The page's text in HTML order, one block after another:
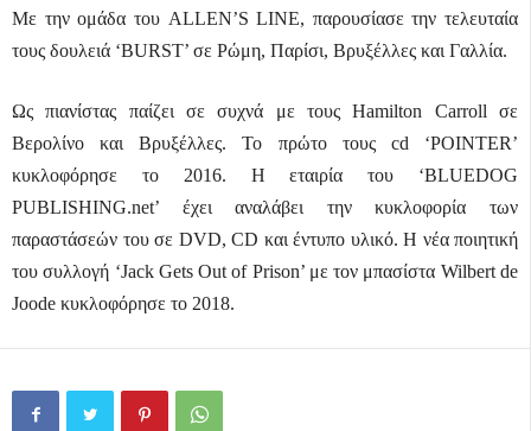
Με την ομάδα του ALLEN’S LINE, παρουσίασε την τελευταία
τους δουλειά ‘BURST’ σε Ρώμη, Παρίσι, Βρυξέλλες και Γαλλία.
Ως πιανίστας παίζει σε συχνά με τουςHamilton Carroll σε
Βερολίνο και Βρυξέλλες. Το πρώτο τους cd ‘POINTER’
κυκλοφόρησε το 2016. Η εταιρία του ‘BLUEDOG
PUBLISHING.net’ έχει αναλάβει την κυκλοφορία των
παραστάσεών του σε DVD, CD και έντυπο υλικό. Η νέα ποιητική
του συλλογή ‘Jack Gets Out of Prison’ με τον μπασίστα Wilbert de
Joode κυκλοφόρησε το 2018.